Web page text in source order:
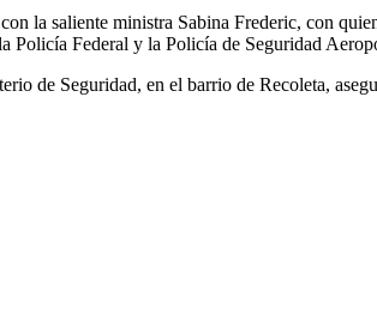
la saliente ministra Sabina Frederic, con
Policía Federal y la Policía de Seguridad
de Seguridad, en el barrio de Recoleta,